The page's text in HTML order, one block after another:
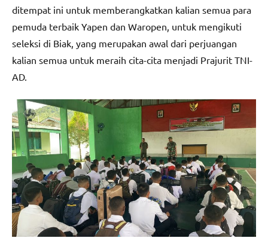
ditempat ini untuk memberangkatkan kalian semua para
pemuda terbaik Yapen dan Waropen, untuk mengikuti
seleksi di Biak, yang merupakan awal dari perjuangan
kalian semua untuk meraih cita-cita menjadi Prajurit TNI-
AD.